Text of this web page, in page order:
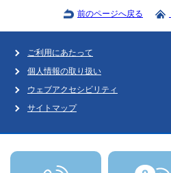
前のページへ戻る
ご利用にあたって
個人情報の取り扱い
ウェブアクセシビリティ
サイトマップ